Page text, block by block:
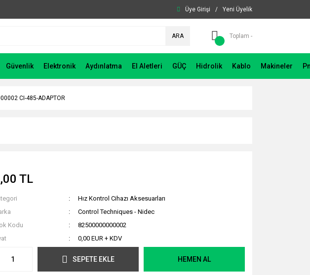
Üye Girişi / Yeni Üyelik
ARA Toplam -
Güvenlik Elektronik Aydınlatma El Aletleri GÜÇ Hidrolik Kablo Makineler
CI-485-ADAPTOR
TL
Hız Kontrol Cihazı Aksesuarları
Control Techniques - Nidec
Kodu
82500000000002
0,00 EUR + KDV
SEPETE EKLE HEMEN AL